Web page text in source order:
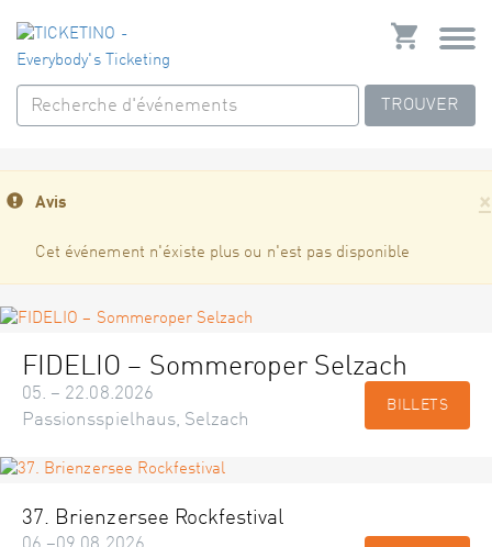
TROUVER
×
Avis
Cet événement n'éxiste plus ou n'est pas disponible
FIDELIO – Sommeroper Selzach
05. – 22.08.2026
Passionsspielhaus, Selzach
BILLETS
37. Brienzersee Rockfestival